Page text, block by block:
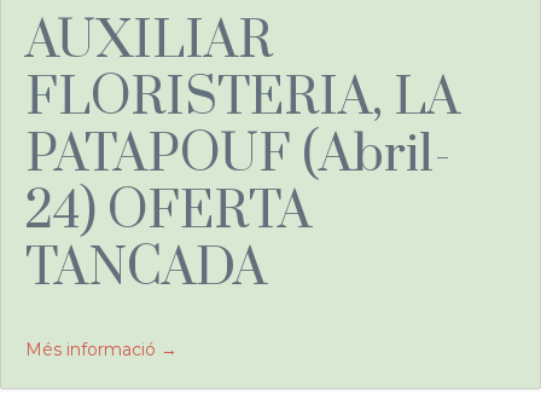
AUXILIAR
FLORISTERIA, LA
PATAPOUF (Abril-
24) OFERTA
TANCADA
Més informació